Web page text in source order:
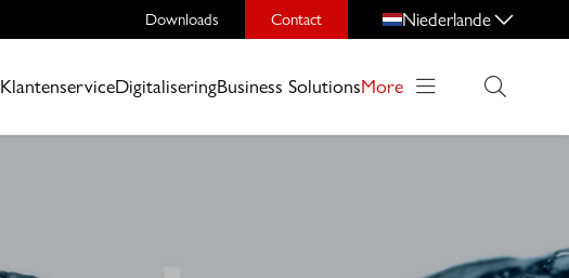
Downloads Contact Niederlande
KlantenserviceDigitaliseringBusiness SolutionsMore